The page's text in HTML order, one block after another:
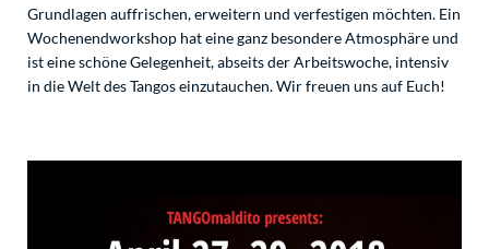
Grundlagen auffrischen, erweitern und verfestigen möchten. Ein
Wochenendworkshop hat eine ganz besondere Atmosphäre und
ist eine schöne Gelegenheit, abseits der Arbeitswoche, intensiv
in die Welt des Tangos einzutauchen. Wir freuen uns auf Euch!